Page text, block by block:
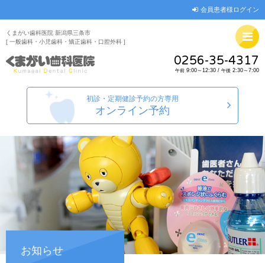
会員患者様ログイン
くまがい歯科医院 新潟県三条市
[ 一般歯科・小児歯科・矯正歯科・口腔外科 ]
0256-35-4317
午前 9:00～12:30 / 午後 2:30～7:00
初診・定期健診予約の方専用
オンライン予約
お知らせ